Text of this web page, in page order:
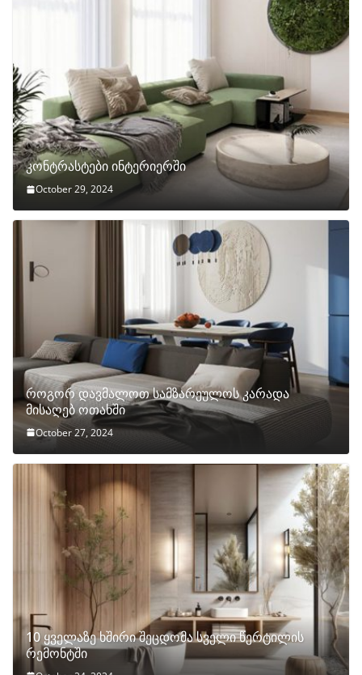
კონტრასტები ინტერიერში
October 29, 2024
როგორ დავმალოთ სამზარეულოს კარადა
მისაღებ ოთახში
October 27, 2024
10 ყველაზე ხშირი შეცდომა სველი წერტილის
რემონტში